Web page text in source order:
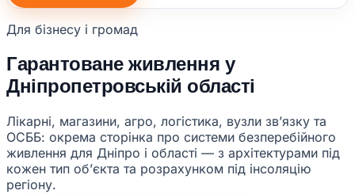
Для бізнесу і громад
Гарантоване живлення у
Дніпропетровській області
Лікарні, магазини, агро, логістика, вузли звʼязку та
ОСББ: окрема сторінка про системи безперебійного
живлення для Дніпро і області — з архітектурами під
кожен тип обʼєкта та розрахунком під інсоляцію
регіону.